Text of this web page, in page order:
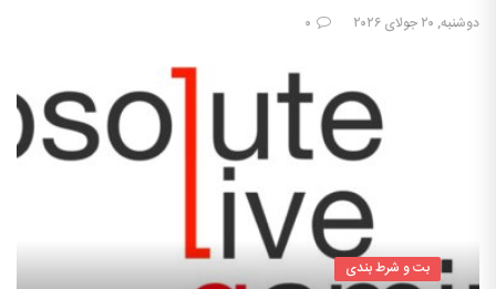
دوشنبه, ۲۰ جولای ۲۰۲۶ ۰
بت و شرط بندی